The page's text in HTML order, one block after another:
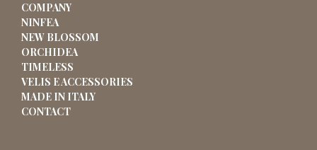
COMPANY
NINFEA
NEW BLOSSOM
ORCHIDEA
TIMELESS
VELIS E ACCESSORIES
MADE IN ITALY
CONTACT